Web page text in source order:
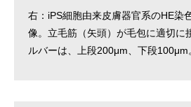
右：iPS細胞由来皮膚器官系のHE染
像。立毛筋（矢頭）が毛包に適切に
ルバーは、上段200μm、下段100μm